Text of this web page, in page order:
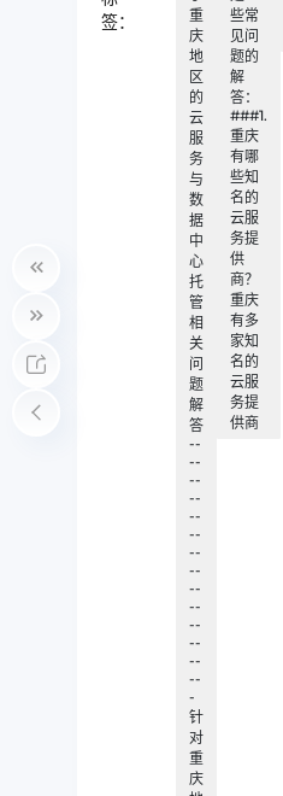
签：
重
庆
地
区
的
云
服
务
与
数
据
中
心
托
管
相
关
问
题
解
答
--
--
--
--
--
--
--
--
--
--
--
--
--
--
-
针
对
重
庆
些常
见问
题的
解
答：
###1.
重庆
有哪
些知
名的
云服
务提
供
商？
重庆
有多
家知
名的
云服
务提
供商